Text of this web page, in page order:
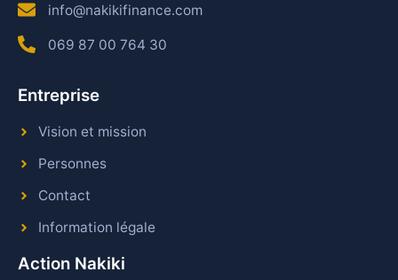
info@nakikifinance.com
069 87 00 764 30
Entreprise
Vision et mission
Personnes
Contact
Information légale
Action Nakiki